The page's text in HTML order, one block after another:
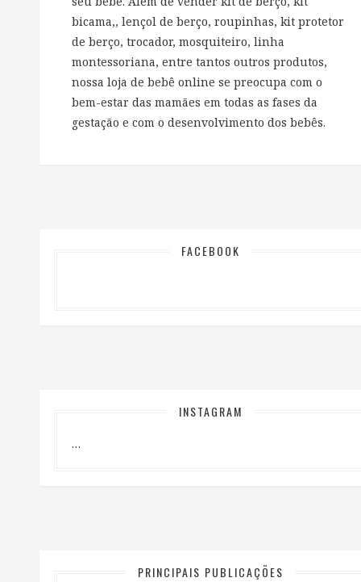
bicama,, lençol de berço, roupinhas, kit protetor
de berço, trocador, mosquiteiro, linha
montessoriana, entre tantos outros produtos,
nossa loja de bebê online se preocupa com o
bem-estar das mamães em todas as fases da
gestação e com o desenvolvimento dos bebês.
FACEBOOK
INSTAGRAM
…
PRINCIPAIS PUBLICAÇÕES